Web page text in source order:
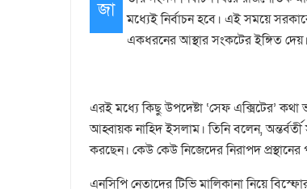
জা
মধ্যেই নির্বাচন হবে। এই সময়ে
একধরনের আস্থার সংকটের ইঙ্গিত দেয়।
এরই মধ্যে কিছু উপদেষ্টা ‘সেফ এক্সিটের’
আহ্বায়ক নাহিদ ইসলাম। তিনি বলেন,
করছেন। কেউ কেউ নিজেদের নিরাপদ
এনসিপি নেতাদের টিভি মালিকানা নিয়ে